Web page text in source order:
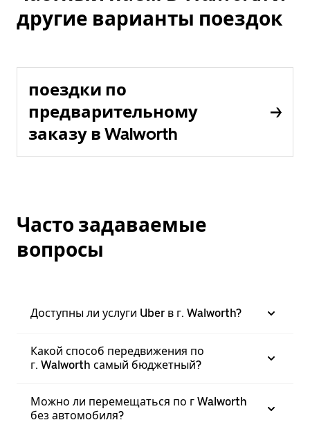
другие варианты поездок
поездки по
предварительному
заказу в Walworth
Часто задаваемые
вопросы
Доступны ли услуги Uber в г. Walworth?
Какой способ передвижения по
г. Walworth самый бюджетный?
Можно ли перемещаться по г Walworth
без автомобиля?